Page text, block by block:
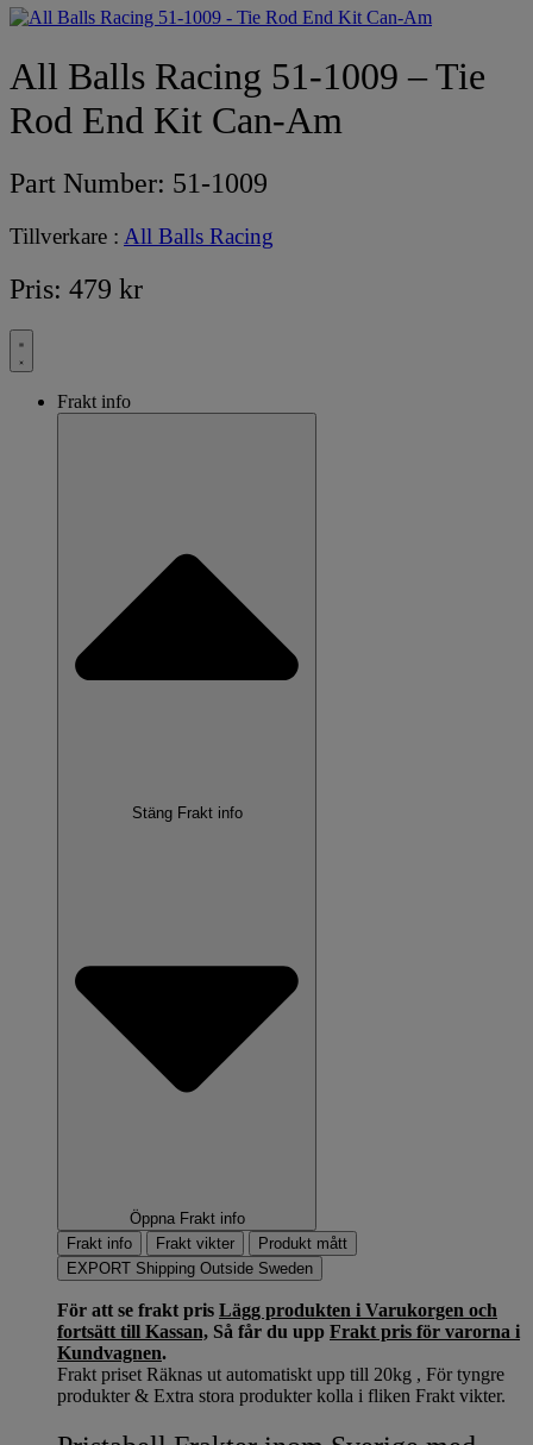
All Balls Racing 51-1009 – Tie
Rod End Kit Can-Am
Part Number: 51-1009
Tillverkare : All Balls Racing
Pris: 479 kr
Frakt info
Stäng Frakt info
Öppna Frakt info
Frakt info
Frakt vikter
Produkt mått
EXPORT Shipping Outside Sweden
För att se frakt pris Lägg produkten i Varukorgen och
fortsätt till Kassan, Så får du upp Frakt pris för varorna i
Kundvagnen.
Frakt priset Räknas ut automatiskt upp till 20kg , För tyngre
produkter & Extra stora produkter kolla i fliken Frakt vikter.